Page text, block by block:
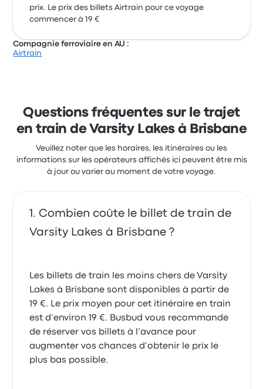
prix. Le prix des billets Airtrain pour ce voyage
commencer à 19 €
Compagnie ferroviaire en AU :
Airtrain
Questions fréquentes sur le trajet
en train de Varsity Lakes à Brisbane
Veuillez noter que les horaires, les itinéraires ou les
informations sur les opérateurs affichés ici peuvent être mis
à jour ou varier au moment de votre voyage.
Combien coûte le billet de train de
Varsity Lakes à Brisbane ?
Les billets de train les moins chers de Varsity
Lakes à Brisbane sont disponibles à partir de
19 €. Le prix moyen pour cet itinéraire en train
est d’environ 19 €. Busbud vous recommande
de réserver vos billets à l’avance pour
augmenter vos chances d’obtenir le prix le
plus bas possible.